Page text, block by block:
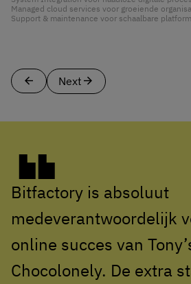
Managed cloud services voor groeiende
Support & maintenance voor schaalbare
arrow_back Next arrow_forward
Bitfactory is absoluut
medeverantwoordelijk
online succes van
Chocolonely. De extra